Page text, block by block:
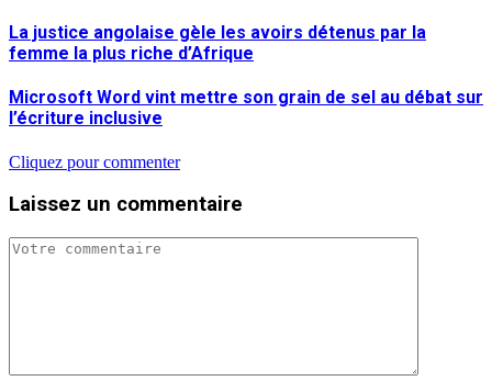
La justice angolaise gèle les avoirs détenus par la
femme la plus riche d’Afrique
Microsoft Word vint mettre son grain de sel au débat sur
l’écriture inclusive
Cliquez pour commenter
Laissez un commentaire